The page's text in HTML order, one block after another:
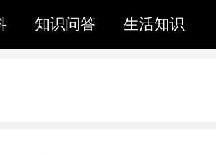
知识问答 生活知识